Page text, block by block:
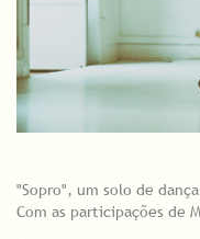
"Sopro", um solo de
Com as participações de